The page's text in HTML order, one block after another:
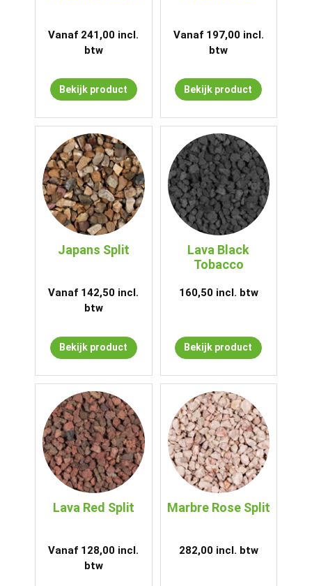
Vanaf 241,00 incl.
btw
Bekijk product
Vanaf 197,00incl.
btw
Bekijk product
Japans Split
Vanaf 142,50 incl.
btw
Bekijk product
Lava Black
Tobacco
160,50incl. btw
Bekijk product
Lava Red Split
Vanaf 128,00 incl.
btw
Marbre Rose Split
282,00incl. btw